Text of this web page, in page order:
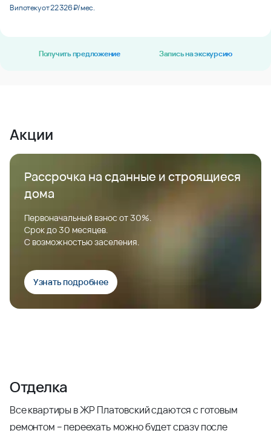
В ипотеку от 22 326 ₽/мес.
Получить предложение Запись на экскурсию
Акции
Рассрочка на сданные и строящиеся
дома
Первоначальный взнос от 30%.
Срок до 30 месяцев.
С возможностью заселения.
Узнать подробнее
Отделка
Все квартиры в ЖР Платовский сдаются с готовым
ремонтом – переехать можно будет сразу после